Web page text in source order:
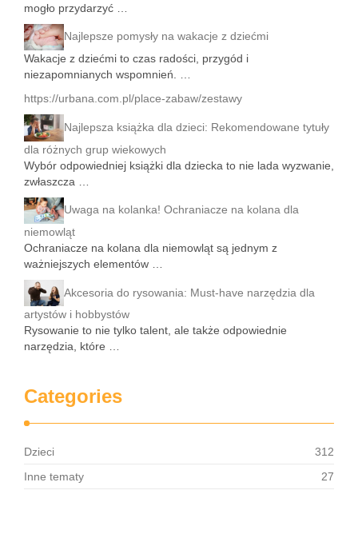
mogło przydarzyć …
Najlepsze pomysły na wakacje z dziećmi
Wakacje z dziećmi to czas radości, przygód i
niezapomnianych wspomnień. …
https://urbana.com.pl/place-zabaw/zestawy
Najlepsza książka dla dzieci: Rekomendowane tytuły
dla różnych grup wiekowych
Wybór odpowiedniej książki dla dziecka to nie lada wyzwanie,
zwłaszcza …
Uwaga na kolanka! Ochraniacze na kolana dla
niemowląt
Ochraniacze na kolana dla niemowląt są jednym z
ważniejszych elementów …
Akcesoria do rysowania: Must-have narzędzia dla
artystów i hobbystów
Rysowanie to nie tylko talent, ale także odpowiednie
narzędzia, które …
Categories
Dzieci
312
Inne tematy
27